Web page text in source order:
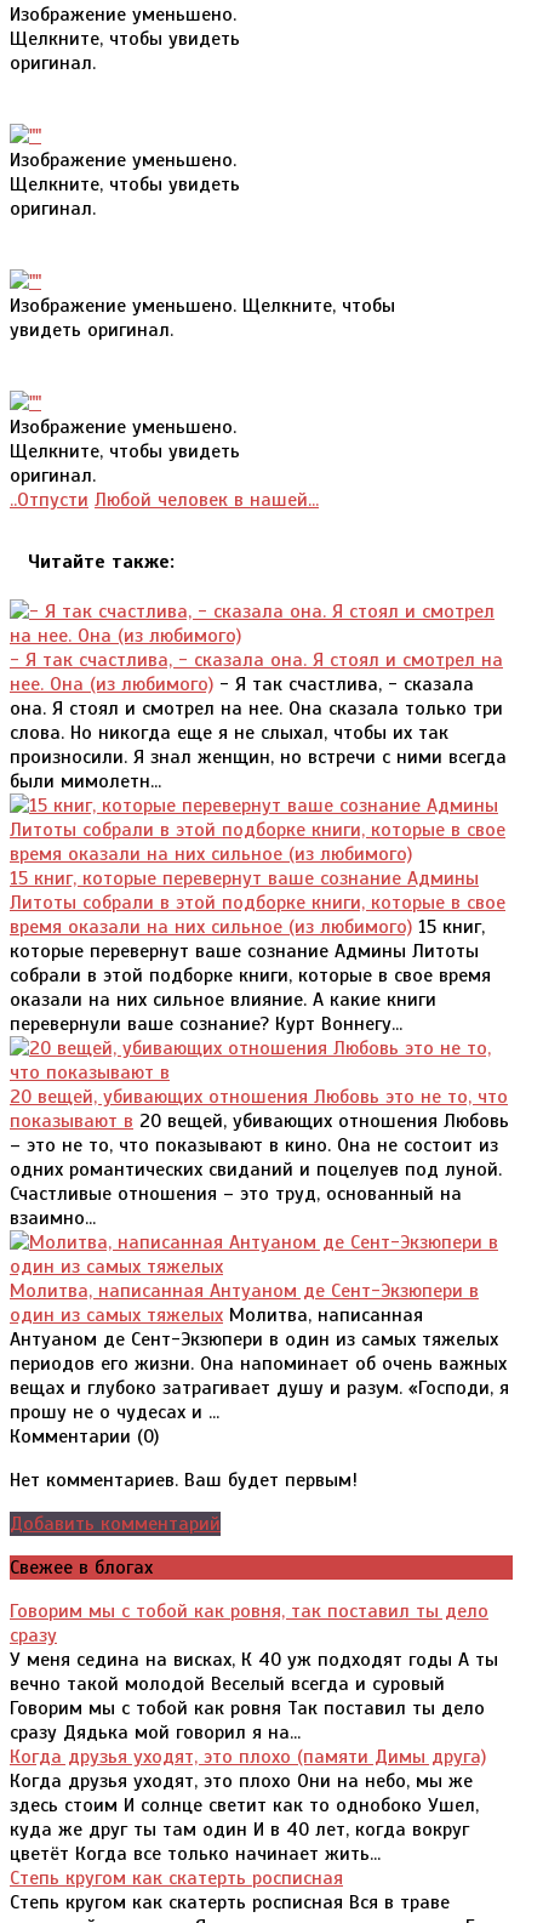
Изображение уменьшено.
Щелкните, чтобы увидеть
оригинал.
Изображение уменьшено.
Щелкните, чтобы увидеть
оригинал.
Изображение уменьшено. Щелкните, чтобы
увидеть оригинал.
Изображение уменьшено.
Щелкните, чтобы увидеть
оригинал.
..Отпусти Любой человек в нашей...
Читайте также:
- Я так счастлива, - сказала она. Я стоял и смотрел на
нее. Она (из любимого) - Я так счастлива, - сказала
она. Я стоял и смотрел на нее. Она сказала только три
слова. Но никогда еще я не слыхал, чтобы их так
произносили. Я знал женщин, но встречи с ними всегда
были мимолетн...
15 книг, которые перевернут ваше сознание Админы
Литоты собрали в этой подборке книги, которые в свое
время оказали на них сильное (из любимого) 15 книг,
которые перевернут ваше сознание Админы Литоты
собрали в этой подборке книги, которые в свое время
оказали на них сильное влияние. А какие книги
перевернули ваше сознание? Курт Воннегу...
20 вещей, убивающих отношения Любовь это не то, что
показывают в 20 вещей, убивающих отношения Любовь
– это не то, что показывают в кино. Она не состоит из
одних романтических свиданий и поцелуев под луной.
Счастливые отношения – это труд, основанный на
взаимно...
Молитва, написанная Антуаном де Сент-Экзюпери в
один из самых тяжелых Молитва, написанная
Антуаном де Сент-Экзюпери в один из самых тяжелых
периодов его жизни. Она напоминает об очень важных
вещах и глубоко затрагивает душу и разум. «Господи, я
прошу не о чудесах и ...
Комментарии (0)
Нет комментариев. Ваш будет первым!
Добавить комментарий
Свежее в блогах
Говорим мы с тобой как ровня, так поставил ты дело
сразу
У меня седина на висках, К 40 уж подходят годы А ты
вечно такой молодой Веселый всегда и суровый
Говорим мы с тобой как ровня Так поставил ты дело
сразу Дядька мой говорил я на...
Когда друзья уходят, это плохо (памяти Димы друга)
Когда друзья уходят, это плохо Они на небо, мы же
здесь стоим И солнце светит как то однобоко Ушел,
куда же друг ты там один И в 40 лет, когда вокруг
цветёт Когда все только начинает жить...
Степь кругом как скатерть росписная
Степь кругом как скатерть росписная Вся в траве